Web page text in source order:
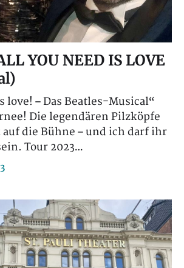
YOU NEED IS LOVE
love! – Das Beatles-Musical“
Die legendären Pilzköpfe
die Bühne – und ich darf ihr
Tour 2023…